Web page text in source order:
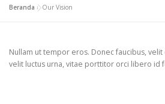
BUKU TAMU
Beranda »Our Vision
Nullam ut tempor eros. Donec faucibus,
velit luctus urna, vitae porttitor orci libero id